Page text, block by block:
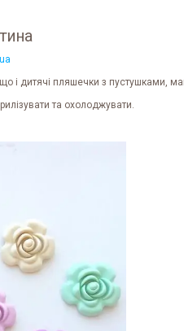
і дитячі пляшечки з пустушками,
та охолоджувати.